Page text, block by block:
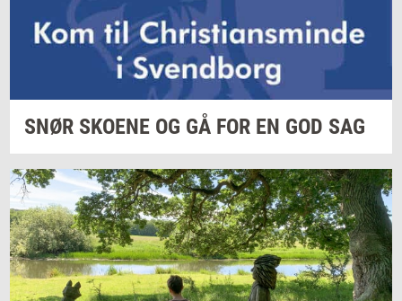
SNØR SKO­E­NE OG GÅ FOR EN GOD SAG